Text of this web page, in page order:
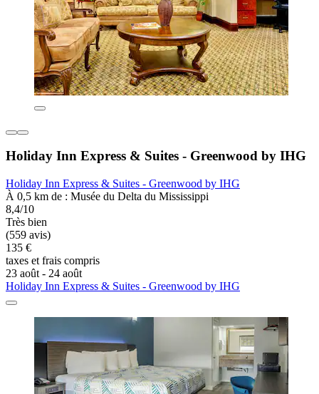
Holiday Inn Express & Suites - Greenwood by IHG
Holiday Inn Express & Suites - Greenwood by IHG
À 0,5 km de : Musée du Delta du Mississippi
8,4/10
Très bien
(559 avis)
135 €
taxes et frais compris
23 août - 24 août
Holiday Inn Express & Suites - Greenwood by IHG